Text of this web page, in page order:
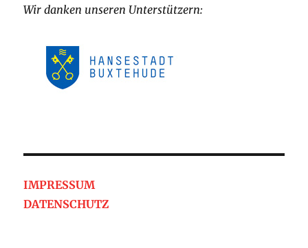
Wir danken unseren Unterstützern:
IMPRESSUM
DATENSCHUTZ